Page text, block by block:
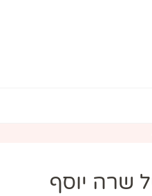
שרה יוסף